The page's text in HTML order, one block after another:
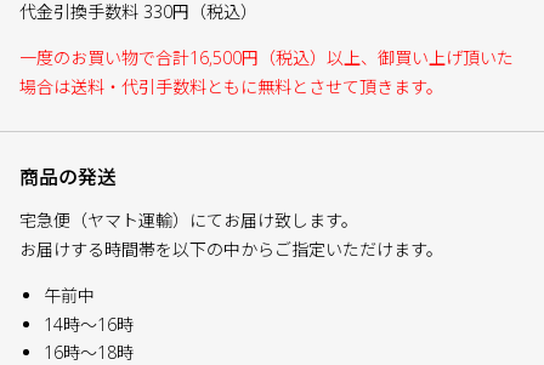
代金引換手数料 330円（税込）
一度のお買い物で合計16,500円（税込）以上、御買い上げ頂いた
場合は送料・代引手数料ともに無料とさせて頂きます。
商品の発送
宅急便（ヤマト運輸）にてお届け致します。
お届けする時間帯を以下の中からご指定いただけます。
午前中
14時～16時
16時～18時